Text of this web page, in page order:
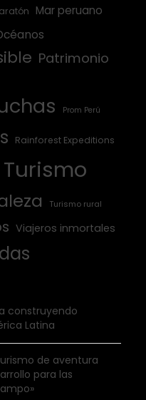
Mar peruano
Patrimonio
Prom Perú
Rainforest Expeditions
Turismo
Turismo rural
Viajeros inmortales
construyendo
Latina
de aventura
para las